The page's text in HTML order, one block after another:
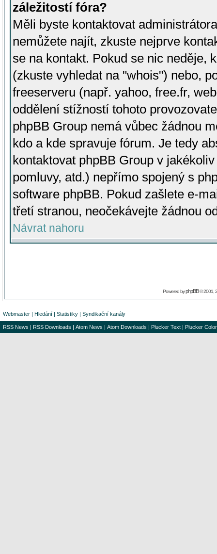
záležitostí fóra?
Měli byste kontaktovat
nemůžete najít, zkuste nejprve
se na kontakt. Pokud se nic neděje,
(zkuste vyhledat na "whois") nebo,
freeserveru (např. yahoo, free.fr,
oddělení stížností tohoto
phpBB Group nemá vůbec žádnou
kdo a kde spravuje fórum. Je tedy
kontaktovat phpBB Group v
pomluvy, atd.) nepřímo spojený s
software phpBB. Pokud zašlete e-
třetí stranou, neočekávejte žádnou
Návrat nahoru
Powered byphpBB© 2001,
Webmaster | Hledání | Statistiky | Syndikační kanály
RSS News | RSS Downloads | Atom News | Atom Downloads | Plucker Text | Plucker Color